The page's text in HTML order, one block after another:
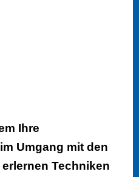
Ihre
Umgang mit den
Techniken